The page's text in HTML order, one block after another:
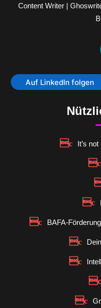
Content Writer |
Auf LinkedIn folgen
It’s
BAFA-